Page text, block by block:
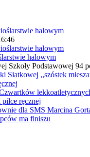
halowym
Szkoły Podstawowej 94
Siatkowej ,,szóstek
ręcznej
dla SMS Marcina
ma finiszu